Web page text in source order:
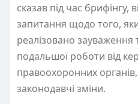
сказав під час брифінгу,
запитання щодо того,
реалізовано зауваження
подальшої роботи від
правоохоронних
законодавчі зміни.